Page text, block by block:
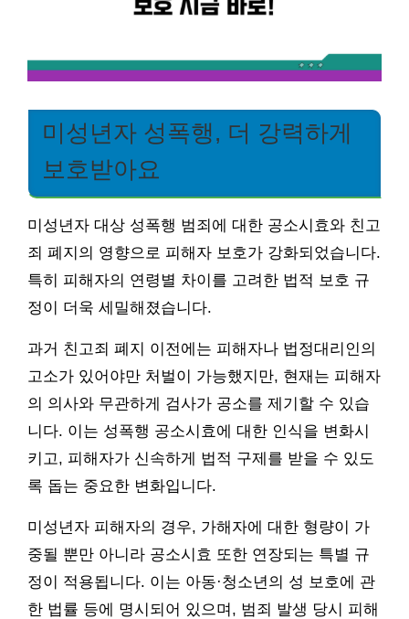
미성년자 성폭행, 더 강력하게
보호받아요
미성년자 대상 성폭행 범죄에 대한 공소시효와 친고
죄 폐지의 영향으로 피해자 보호가 강화되었습니다.
특히 피해자의 연령별 차이를 고려한 법적 보호 규
정이 더욱 세밀해졌습니다.
과거 친고죄 폐지 이전에는 피해자나 법정대리인의
고소가 있어야만 처벌이 가능했지만, 현재는 피해자
의 의사와 무관하게 검사가 공소를 제기할 수 있습
니다. 이는 성폭행 공소시효에 대한 인식을 변화시
키고, 피해자가 신속하게 법적 구제를 받을 수 있도
록 돕는 중요한 변화입니다.
미성년자 피해자의 경우, 가해자에 대한 형량이 가
중될 뿐만 아니라 공소시효 또한 연장되는 특별 규
정이 적용됩니다. 이는 아동·청소년의 성 보호에 관
한 법률 등에 명시되어 있으며, 범죄 발생 당시 피해